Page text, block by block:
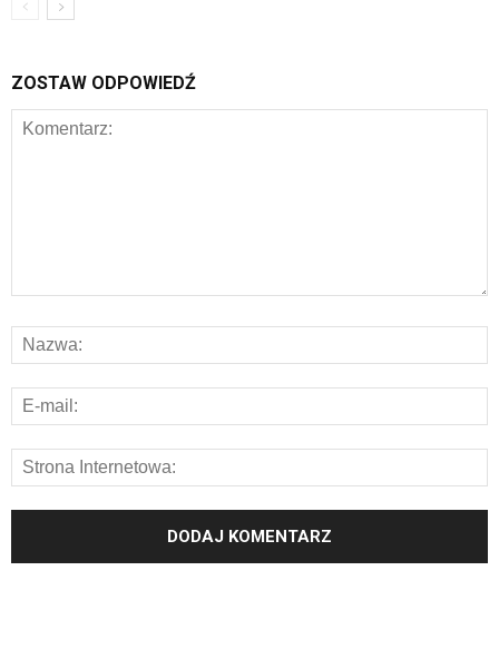
ZOSTAW ODPOWIEDŹ